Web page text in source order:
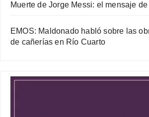
Muerte de Jorge Messi: el mensaje
EMOS: Maldonado habló sobre las
de cañerías en Río Cuarto